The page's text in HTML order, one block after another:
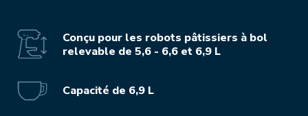
Conçu pour les robots pâtissiers à bol
relevable de 5,6 - 6,6 et 6,9 L
Capacité de 6,9 L